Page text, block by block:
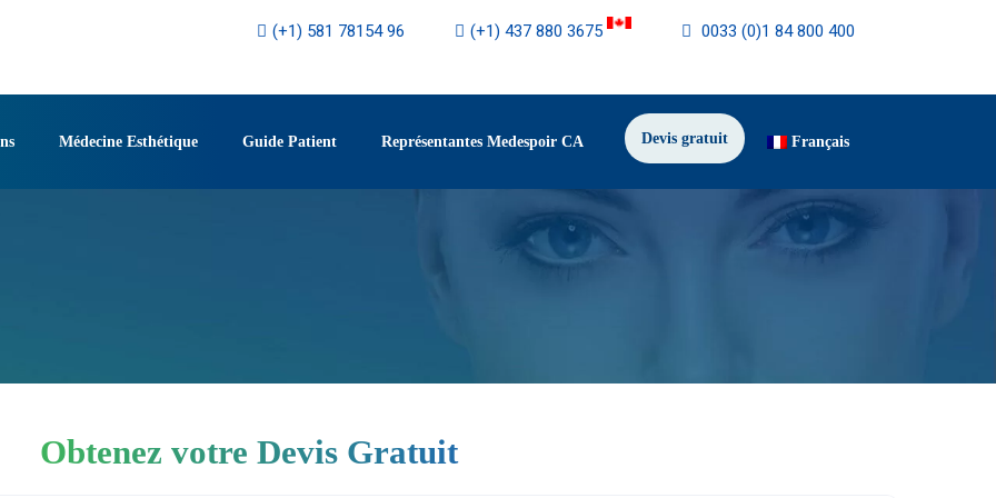
(+1) 581 78154 96 (+1) 437 880 3675 0033 (0)1 84 800 400
Médecine Esthétique Guide Patient Représentantes Medespoir CA Devis gratuit Français
Obtenez votre Devis Gratuit